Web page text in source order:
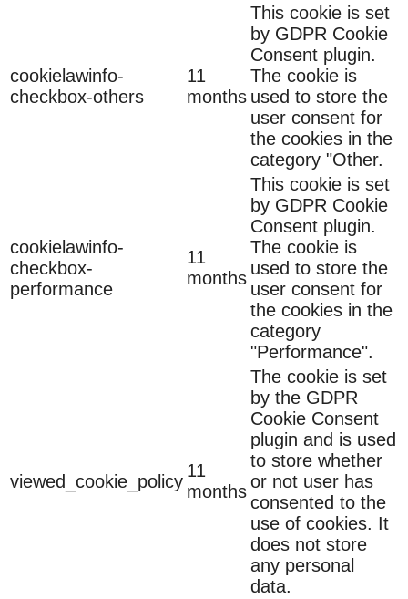
cookielawinfo-
checkbox-others
11
months
This cookie is set
by GDPR Cookie
Consent plugin.
The cookie is
used to store the
user consent for
the cookies in the
category "Other.
cookielawinfo-
checkbox-
performance
11
months
This cookie is set
by GDPR Cookie
Consent plugin.
The cookie is
used to store the
user consent for
the cookies in the
category
"Performance".
viewed_cookie_policy
11
months
The cookie is set
by the GDPR
Cookie Consent
plugin and is used
to store whether
or not user has
consented to the
use of cookies. It
does not store
any personal
data.